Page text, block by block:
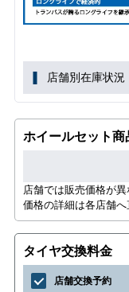
店舗別在庫状況
ホイールセット商
店舗では販売価格が異
価格の詳細は各店舗へ
タイヤ交換料金
店舗交換予約